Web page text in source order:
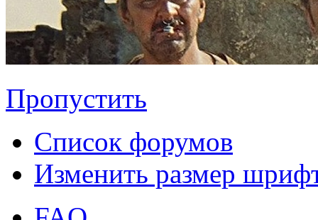
Пропустить
Список форумов
Изменить размер